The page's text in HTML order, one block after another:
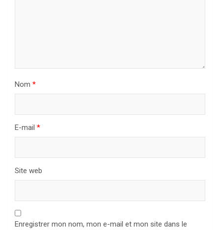
Nom *
E-mail *
Site web
Enregistrer mon nom, mon e-mail et mon site dans le